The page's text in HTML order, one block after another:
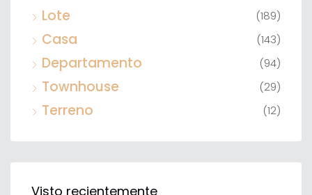
Lote (189)
Casa (143)
Departamento (94)
Townhouse (29)
Terreno (12)
Visto recientemente